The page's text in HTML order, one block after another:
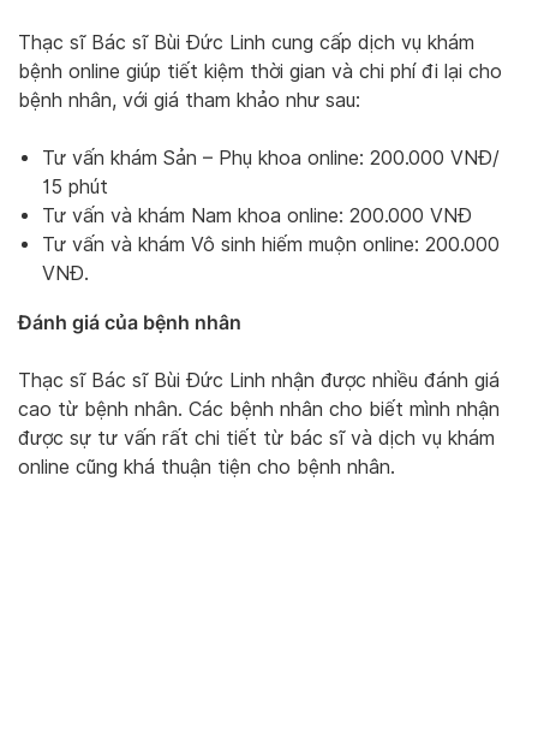
Thạc sĩ Bác sĩ Bùi Đức Linh cung cấp dịch vụ khám
bệnh online giúp tiết kiệm thời gian và chi phí đi lại cho
bệnh nhân, với giá tham khảo như sau:
Tư vấn khám Sản – Phụ khoa online: 200.000 VNĐ/
15 phút
Tư vấn và khám Nam khoa online: 200.000 VNĐ
Tư vấn và khám Vô sinh hiếm muộn online: 200.000
VNĐ.
Đánh giá của bệnh nhân
Thạc sĩ Bác sĩ Bùi Đức Linh nhận được nhiều đánh giá
cao từ bệnh nhân. Các bệnh nhân cho biết mình nhận
được sự tư vấn rất chi tiết từ bác sĩ và dịch vụ khám
online cũng khá thuận tiện cho bệnh nhân.